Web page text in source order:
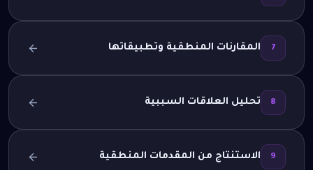
7 المقارنات المنطقية وتطبيقاتها
8 تحليل العلاقات السببية
9 الاستنتاج من المقدمات المنطقية